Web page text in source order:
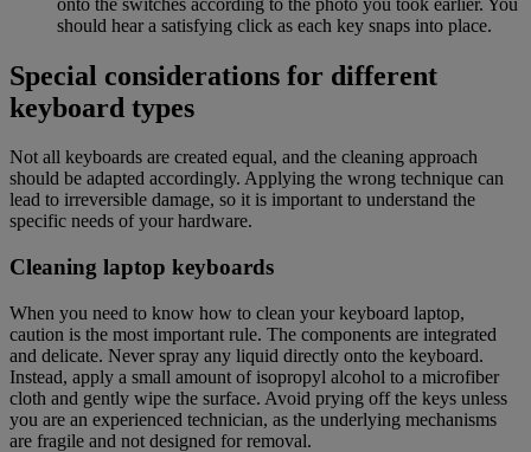
should hear a satisfying click as each key snaps into place.
Special considerations for different
keyboard types
Not all keyboards are created equal, and the cleaning approach
should be adapted accordingly. Applying the wrong technique can
lead to irreversible damage, so it is important to understand the
specific needs of your hardware.
Cleaning laptop keyboards
When you need to know how to clean your keyboard laptop,
caution is the most important rule. The components are integrated
and delicate. Never spray any liquid directly onto the keyboard.
Instead, apply a small amount of isopropyl alcohol to a microfiber
cloth and gently wipe the surface. Avoid prying off the keys unless
you are an experienced technician, as the underlying mechanisms
are fragile and not designed for removal.